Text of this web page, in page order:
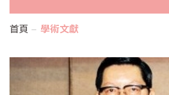
首頁 學術文獻